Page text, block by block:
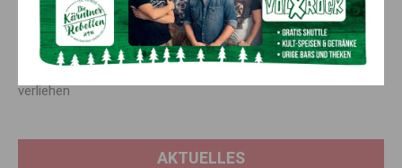
Spiegelsaal der
Landesregierung: Armin
Assinger wurde das Große
Goldene Ehrenzeichen
verliehen
Hermagor – als Zeichen gegen
Gewalt an Frauen
AKTUELLES